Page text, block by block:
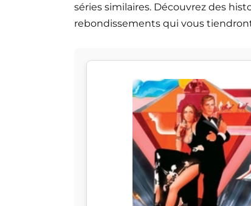
séries similaires. Découvrez des
rebondissements qui vous